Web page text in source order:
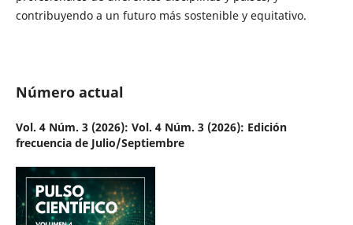
contribuyendo a un futuro más sostenible y equitativo.
Número actual
Vol. 4 Núm. 3 (2026): Vol. 4 Núm. 3 (2026): Edición
frecuencia de Julio/Septiembre